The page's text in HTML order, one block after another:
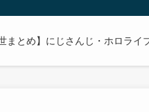
まとめ】にじさんじ・ホロラ